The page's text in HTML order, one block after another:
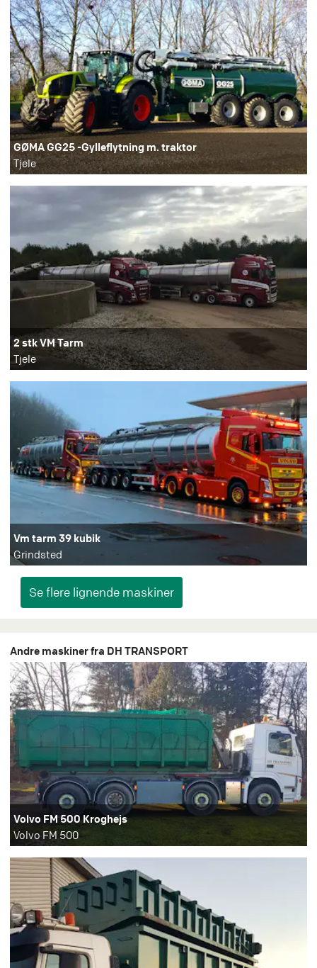
GØMA GG25 -Gylleflytning m. traktor
Tjele
2 stk VM Tarm
Tjele
Vm tarm 39 kubik
Grindsted
Andre maskiner fra DH TRANSPORT
Volvo FM 500 Kroghejs
Volvo FM 500